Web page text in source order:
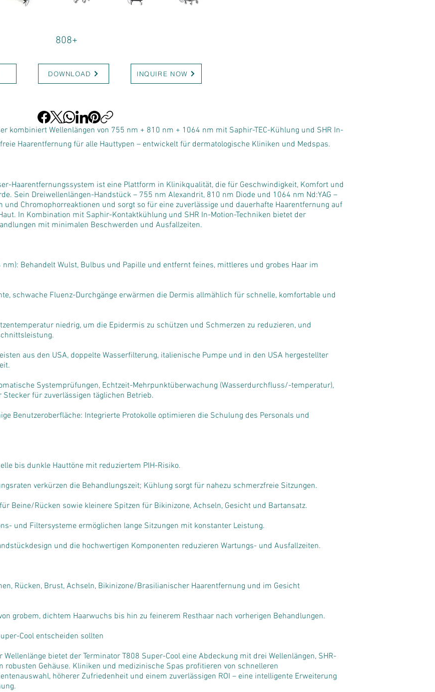
808+
DOWNLOAD INQUIRE NOW
kombiniert Wellenlängen von 755 nm + 810 nm + 1064 nm mit Saphir-TEC-Kühlung und SHR In-
Haarentfernung für alle Hauttypen – entwickelt für dermatologische Kliniken und Medspas.
Haarentfernungssystem ist eine Plattform in Klinikqualität, die für Geschwindigkeit, Komfort und
Sein Dreiwellenlängen-Handstück – 755 nm Alexandrit, 810 nm Diode und 1064 nm Nd:YAG –
Chromophorreaktionen und sorgt so für eine zuverlässige und dauerhafte Haarentfernung auf
In Kombination mit Saphir-Kontaktkühlung und SHR In-Motion-Techniken bietet der
mit minimalen Beschwerden und Ausfallzeiten.
Behandelt Wulst, Bulbus und Papille und entfernt feines, mittleres und grobes Haar im
schwache Fluenz-Durchgänge erwärmen die Dermis allmählich für schnelle, komfortable und
niedrig, um die Epidermis zu schützen und Schmerzen zu reduzieren, und
aus den USA, doppelte Wasserfilterung, italienische Pumpe und in den USA hergestellter
Systemprüfungen, Echtzeit-Mehrpunktüberwachung (Wasserdurchfluss/-temperatur),
für zuverlässigen täglichen Betrieb.
Benutzeroberfläche: Integrierte Protokolle optimieren die Schulung des Personals und
bis dunkle Hauttöne mit reduziertem PIH-Risiko.
verkürzen die Behandlungszeit; Kühlung sorgt für nahezu schmerzfreie Sitzungen.
Beine/Rücken sowie kleinere Spitzen für Bikinizone, Achseln, Gesicht und Bartansatz.
und Filtersysteme ermöglichen lange Sitzungen mit konstanter Leistung.
und die hochwertigen Komponenten reduzieren Wartungs- und Ausfallzeiten.
Rücken, Brust, Achseln, Bikinizone/Brasilianischer Haarentfernung und im Gesicht
grobem, dichtem Haarwuchs bis hin zu feinerem Resthaar nach vorherigen Behandlungen.
Cool entscheiden sollten
bietet der Terminator T808 Super-Cool eine Abdeckung mit drei Wellenlängen, SHR-
Gehäuse. Kliniken und medizinische Spas profitieren von schnelleren
höherer Zufriedenheit und einem zuverlässigen ROI – eine intelligente Erweiterung